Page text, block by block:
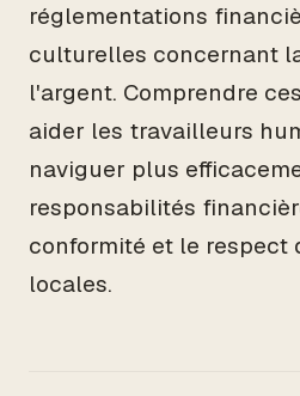
réglementations
culturelles concernant
l'argent. Comprendre
aider les travailleurs
naviguer plus
responsabilités
conformité et le respect
locales.